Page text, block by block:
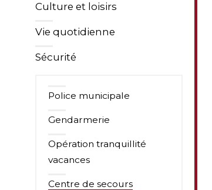
Culture et loisirs
Vie quotidienne
Sécurité
Police municipale
Gendarmerie
Opération tranquillité
vacances
Centre de secours